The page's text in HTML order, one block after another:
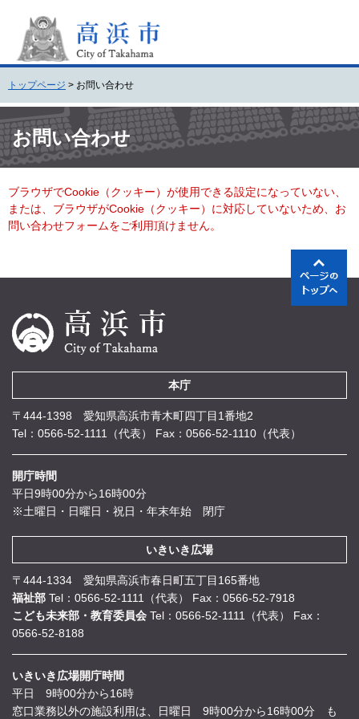
頭
で
す
。
飛
ば
し
て
本
へ
トップページ > お問い合わせ
文 お問い合わせ
ブラウザでCookie（クッキー）が使用できる設定になっていない、
または、ブラウザがCookie（クッキー）に対応していないため、お
問い合わせフォームをご利用頂けません。
本庁
〒444-1398 愛知県高浜市青木町四丁目1番地2
Tel：0566-52-1111（代表）
Fax：0566-52-1110（代表）
開庁時間
平日9時00分から16時00分
※土曜日・日曜日・祝日・年末年始 閉庁
いきいき広場
〒444-1334 愛知県高浜市春日町五丁目165番地
福祉部 Tel：0566-52-1111（代表）
Fax：0566-52-7918
こども未来部・教育委員会 Tel：0566-52-1111（代表）
Fax：
0566-52-8188
いきいき広場開庁時間
平日 9時00分から16時
窓口業務以外の施設利用は、日曜日 9時00分から16時00分 も